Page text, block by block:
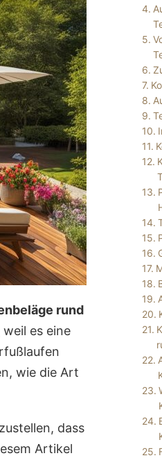
rund
es eine
wie die Art
dass
Artikel